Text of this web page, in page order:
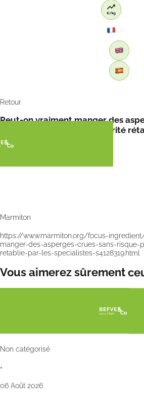
Retour
Peut-on vraiment manger des
risque pour la santé ? La vérité
Marmiton
https://www.marmiton.org/focus-
manger-des-asperges-crues-sans-risque-
retablie-par-les-specialistes-s4128319.html
Vous aimerez sûrement
Non catégorisé
•
06 Août 2026